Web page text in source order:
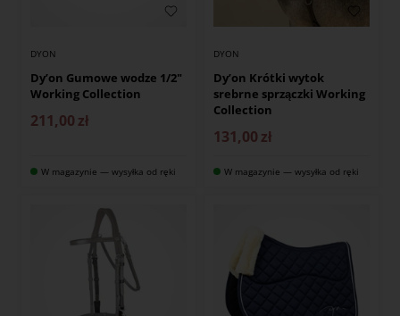
DYON
Dy’on Gumowe wodze 1/2"
Working Collection
211,00 zł
W magazynie — wysyłka od ręki
DYON
Dy’on Krótki wytok
srebrne sprzączki Working
Collection
131,00 zł
W magazynie — wysyłka od ręki